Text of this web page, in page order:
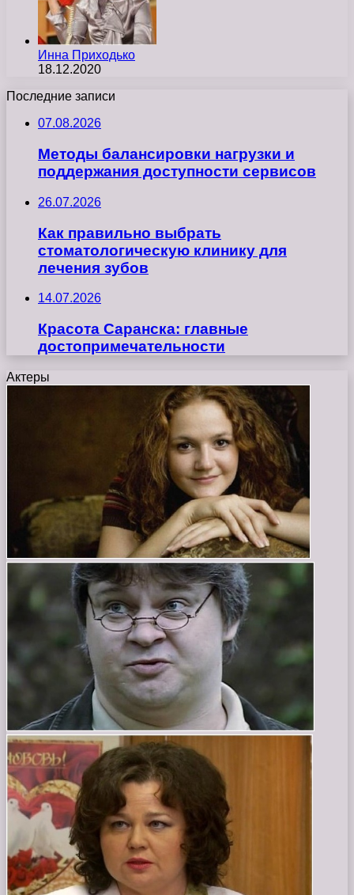
Инна Приходько
18.12.2020
Последние записи
07.08.2026
Методы балансировки нагрузки и
поддержания доступности сервисов
26.07.2026
Как правильно выбрать
стоматологическую клинику для
лечения зубов
14.07.2026
Красота Саранска: главные
достопримечательности
Актеры